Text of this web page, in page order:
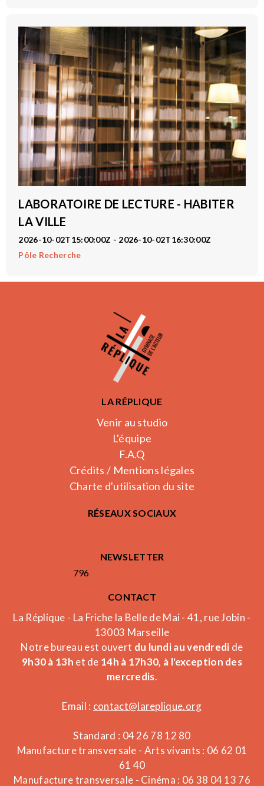
LABORATOIRE DE LECTURE - HABITER
LA VILLE
2026-10-02T15:00:00Z - 2026-10-02T16:30:00Z
Pôle Recherche
LA RÉPLIQUE
Venir au studio
L'équipe
F.A.Q
Crédits / Mentions légales
Charte d'utilisation du site
RÉSEAUX SOCIAUX
NEWSLETTER
796
CONTACT
La Réplique - La Friche la Belle de Mai - 41, rue Jobin -
13003 Marseille
Notre bureau est ouvert du lundi au vendredi de
9h30 à 13h et de 14h à 17h30, à l'exception des
mercredis.
Email : contact@lareplique.org
Standard : 04 26 78 12 80
Manufacture transversale - Arts vivants : 06 62 01
61 40
Manufacture transversale - Cinéma : 06 38 04 13 76